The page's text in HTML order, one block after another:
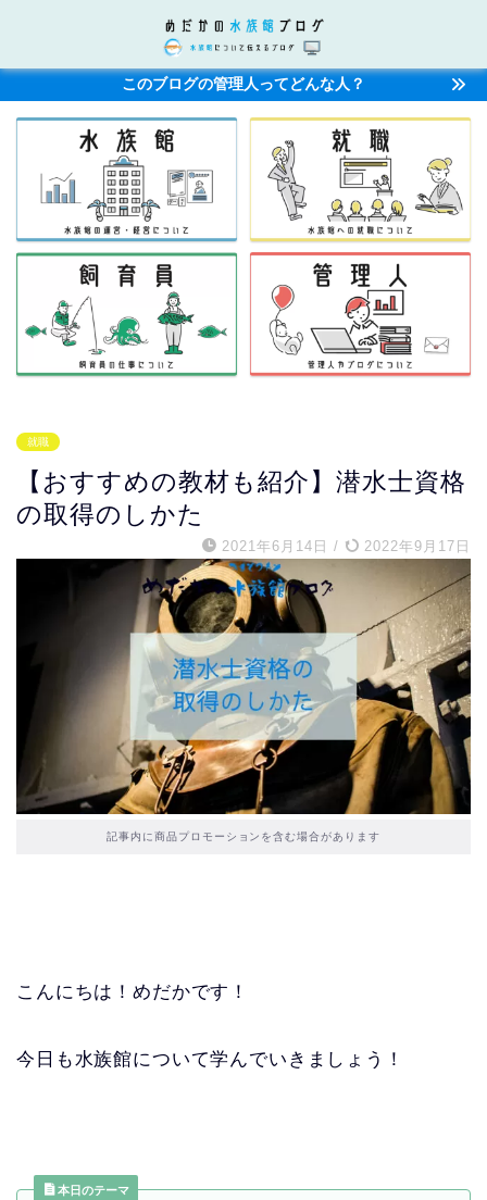
このブログの管理人ってどんな人？
就職
【おすすめの教材も紹介】潜水士資格
の取得のしかた
2021年6月14日 / 2022年9月17日
記事内に商品プロモーションを含む場合があります
こんにちは！めだかです！
今日も水族館について学んでいきましょう！
本日のテーマ